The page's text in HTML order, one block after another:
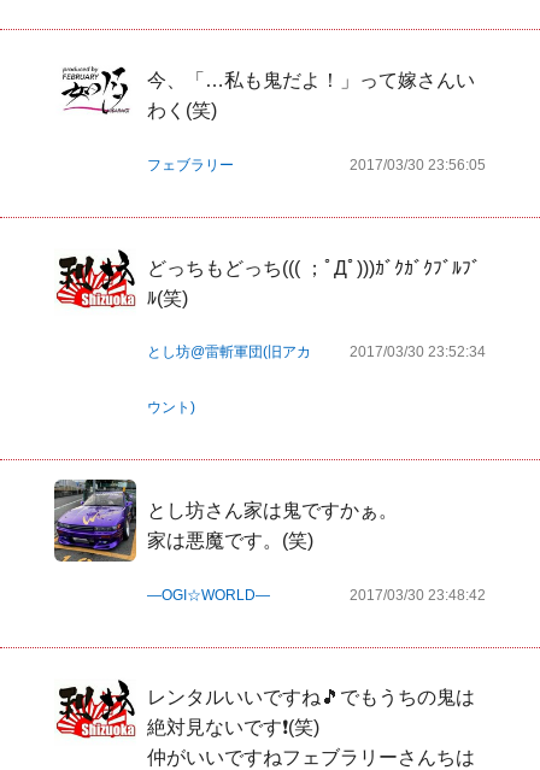
今、「…私も鬼だよ！」って嫁さんい
わく(笑)
フェブラリー 2017/03/30 23:56:05
どっちもどっち((( ；ﾟДﾟ)))ｶﾞｸｶﾞｸﾌﾞﾙﾌﾞ
ﾙ(笑)
とし坊@雷斬軍団(旧アカ
ウント)
2017/03/30 23:52:34
とし坊さん家は鬼ですかぁ。
家は悪魔です。(笑)
―OGI☆WORLD― 2017/03/30 23:48:42
レンタルいいですね🎵でもうちの鬼は
絶対見ないです❗(笑)
仲がいいですねフェブラリーさんちは